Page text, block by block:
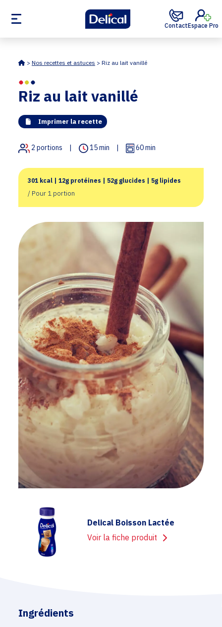
ContactEspace Pro
Accueil
> Nos recettes et astuces > Riz au lait vanillé
Riz au lait vanillé
Imprimer la recette
2 portions | 15 min | 60 min
301 kcal | 12g protéines | 52g glucides | 5g lipides
/ Pour 1 portion
Delical Boisson Lactée
Voir la fiche produit
Ingrédients